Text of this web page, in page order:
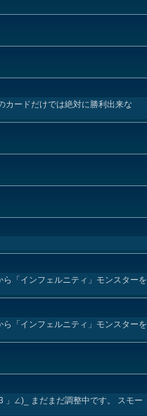
カードだけでは絶対に勝利出来な
「インフェルニティ」モンスターを
「インフェルニティ」モンスターを
∠)_ まだまだ調整中です。 スモー